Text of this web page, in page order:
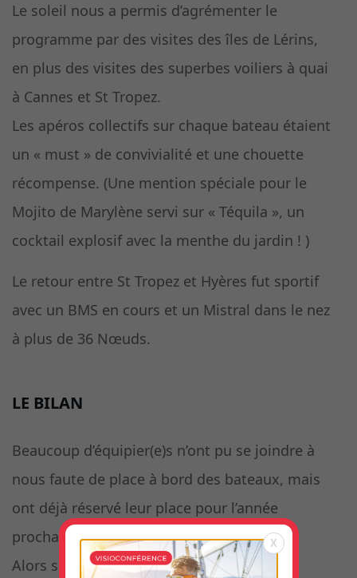
Le soleil nous a permis d’agrémenter le
programme par des visites des îles de Lérins,
en plus des visites des superbes voiliers à quai
à Cannes et St Tropez.
Les apéros collectifs sur chaque bateau étaient
un « must » de convivialité et une chouette
récompense. (Une mention spéciale pour le
Mojito de Marylène servi sur « Téquila », un
cocktail explosif avec la menthe du jardin ! )
Le retour entre St Tropez et Hyères fut sportif
avec un BMS en cours et un Mistral dans le nez
à plus de 36 Nœuds.
LE BILAN
Beaucoup d’équipier(e)s n’ont pu se joindre à
nous faute de place à bord des bateaux, mais
ont déjà réservé leur place pour l’année
prochaine.
Alors si vous avez un bateau et que vous
X